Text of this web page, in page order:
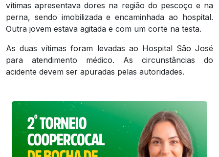
vítimas apresentava dores na região do pescoço e na
perna, sendo imobilizada e encaminhada ao hospital.
Outra jovem estava agitada e com um corte na testa.
As duas vítimas foram levadas ao Hospital São José
para atendimento médico. As circunstâncias do
acidente devem ser apuradas pelas autoridades.